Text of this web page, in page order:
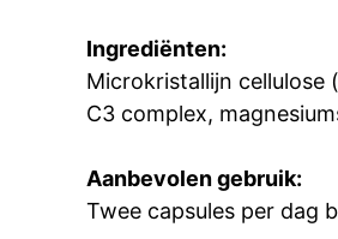
Ingrediënten:
Microkristallijn
C3 complex,
Aanbevolen gebruik:
Twee capsules per dag